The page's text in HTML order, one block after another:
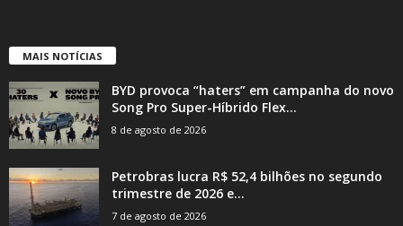
MAIS NOTÍCIAS
BYD provoca “haters” em campanha do novo
Song Pro Super-Híbrido Flex...
8 de agosto de 2026
Petrobras lucra R$ 52,4 bilhões no segundo
trimestre de 2026 e...
7 de agosto de 2026